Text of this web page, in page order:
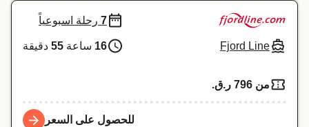
Indonesia
Maroc (FR)
Fjord Line
7 رحلة اسبوعياً
16 ساعة 55 دقيقة
من 796 ر.ق.‏
للحصول على السعر